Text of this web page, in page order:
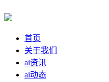
首页
关于我们
ai资讯
ai动态